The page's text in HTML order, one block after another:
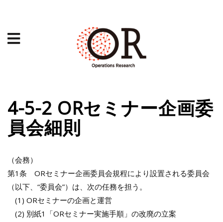
4-5-2 ORセミナー企画委
員会細則
（会務）
第1条 ORセミナー企画委員会規程により設置される委員会
（以下、“委員会”）は、次の任務を担う。
(1) ORセミナーの企画と運営
(2) 別紙1「ORセミナー実施手順」の改廃の立案